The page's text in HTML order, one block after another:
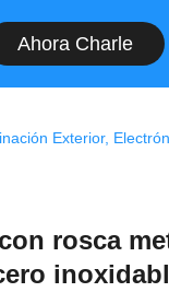
Ahora Charle
rosca